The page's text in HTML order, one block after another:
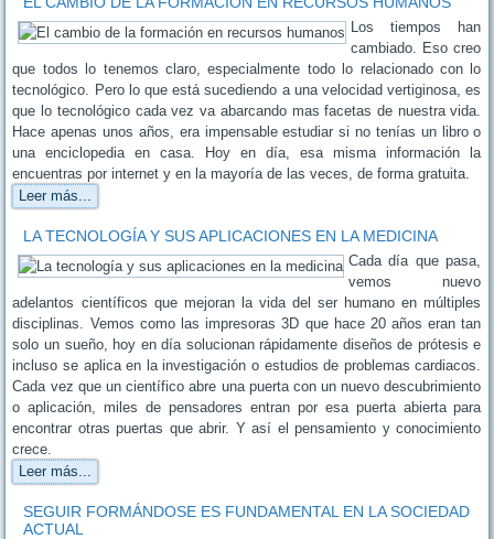
Los tiempos han
cambiado. Eso creo
que todos lo tenemos claro, especialmente todo lo relacionado con lo
tecnológico. Pero lo que está sucediendo a una velocidad vertiginosa, es
que lo tecnológico cada vez va abarcando mas facetas de nuestra vida.
Hace apenas unos años, era impensable estudiar si no tenías un libro o
una enciclopedia en casa. Hoy en día, esa misma información la
encuentras por internet y en la mayoría de las veces, de forma gratuita.
Leer más...
LA TECNOLOGÍA Y SUS APLICACIONES EN LA MEDICINA
Cada día que pasa,
vemos nuevo
adelantos científicos que mejoran la vida del ser humano en múltiples
disciplinas. Vemos como las impresoras 3D que hace 20 años eran tan
solo un sueño, hoy en día solucionan rápidamente diseños de prótesis e
incluso se aplica en la investigación o estudios de problemas cardiacos.
Cada vez que un científico abre una puerta con un nuevo descubrimiento
o aplicación, miles de pensadores entran por esa puerta abierta para
encontrar otras puertas que abrir. Y así el pensamiento y conocimiento
crece.
Leer más...
SEGUIR FORMÁNDOSE ES FUNDAMENTAL EN LA SOCIEDAD
ACTUAL